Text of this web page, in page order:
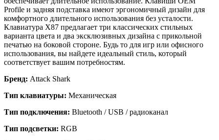
Profile и задняя подставка имеют эргономичный дизайн для
комфортного длительного использования без усталости.
Клавиатура X87 предлагает три классических стильных
варианта цвета и два эксклюзивных дизайна с прикольной
печатью на боковой стороне. Будь то для игр или офисного
использования, вы найдете идеальный стиль, который
соответствует вашим потребностям.
Бренд: Attack Shark
Тип клавиатуры: Механическая
Тип подключения: Bluetooth / USB / радиоканал
Тип подсветки: RGB